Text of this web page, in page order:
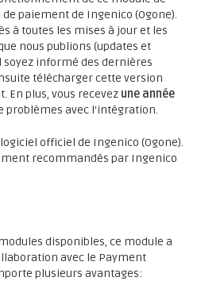
paiement de Ingenico (Ogone).
à toutes les mises à jour et les
nous publions (updates et
soyez informé des dernières
télécharger cette version
En plus, vous recevez une année
problèmes avec l'intégration.
officiel de Ingenico (Ogone).
recommandés par Ingenico
disponibles, ce module a
avec le Payment
plusieurs avantages: